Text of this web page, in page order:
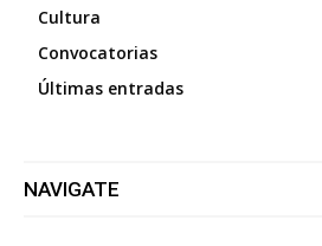
Cultura
Convocatorias
Últimas entradas
NAVIGATE